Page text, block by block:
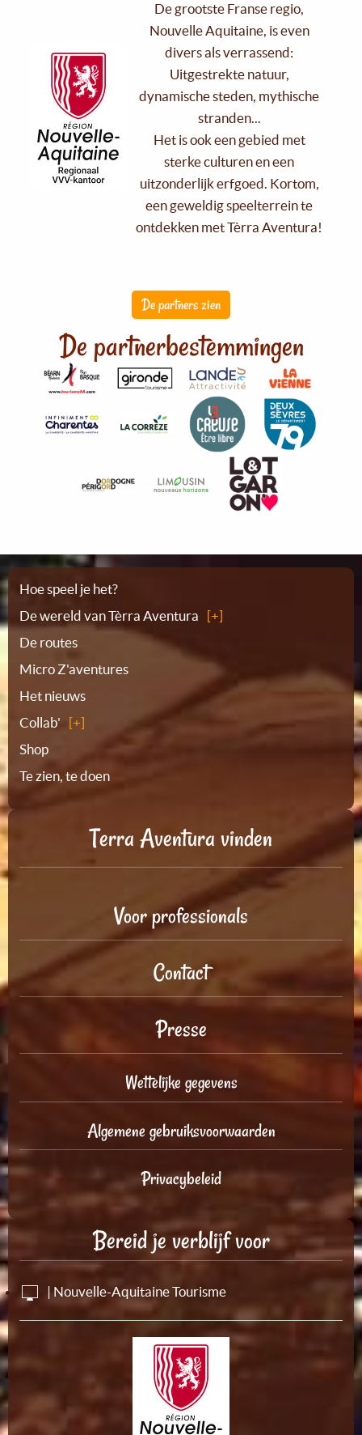
De grootste Franse regio,
Nouvelle Aquitaine, is even
divers als verrassend:
Uitgestrekte natuur,
dynamische steden, mythische
stranden...
Het is ook een gebied met
sterke culturen en een
uitzonderlijk erfgoed. Kortom,
een geweldig speelterrein te
ontdekken met Tèrra Aventura!
De partners zien
De partnerbestemmingen
Plattegrond
Hoe speel je het?
De wereld van Tèrra Aventura
De routes
Micro Z'aventures
Het nieuws
Collab'
Shop
Te zien, te doen
Terra Aventura vinden
Voor professionals
Contact
Presse
Wettelijke gegevens
Algemene gebruiksvoorwaarden
Privacybeleid
Bereid je verblijf voor
| Nouvelle-Aquitaine Tourisme